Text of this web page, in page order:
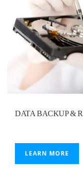
DATA BACKUP &
LEARN MORE